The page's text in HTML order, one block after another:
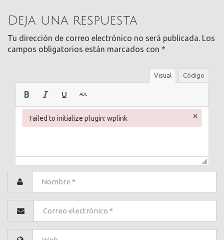
Deja una respuesta
Tu dirección de correo electrónico no será publicada. Los
campos obligatorios están marcados con *
Visual Código
Failed to initialize plugin: wplink ×
Failed to initialize plugin: wplink